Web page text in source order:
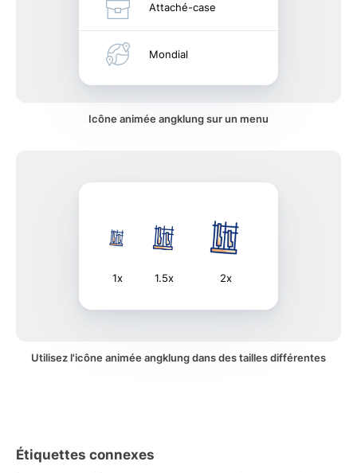
Attaché-case
Mondial
Icône animée angklung sur un menu
1x 1.5x 2x
Utilisez l'icône animée angklung dans des tailles différentes
Étiquettes connexes